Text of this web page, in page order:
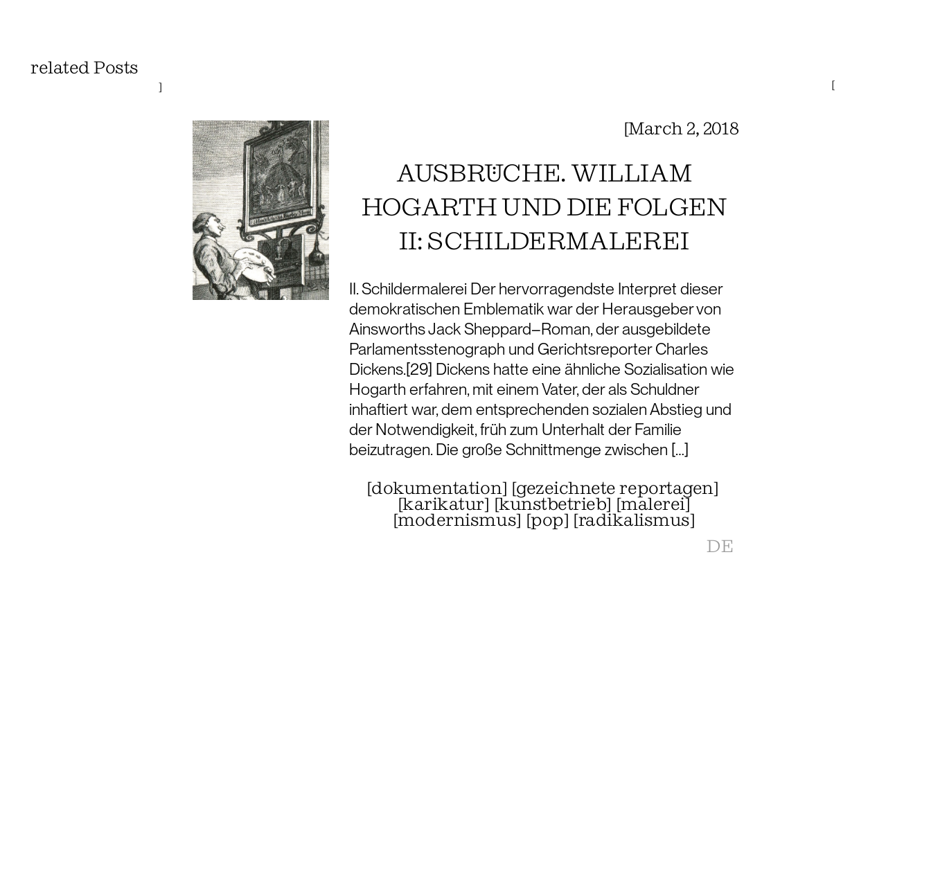
related Posts
]
[March 2, 2018
AUSBRÜCHE. WILLIAM
HOGARTH UND DIE FOLGEN
II: SCHILDERMALEREI
II. Schildermalerei Der hervorragendste Interpret dieser
demokratischen Emblematik war der Herausgeber von
Ainsworths Jack Sheppard–Roman, der ausgebildete
Parlamentsstenograph und Gerichtsreporter Charles
Dickens.[29] Dickens hatte eine ähnliche Sozialisation wie
Hogarth erfahren, mit einem Vater, der als Schuldner
inhaftiert war, dem entsprechenden sozialen Abstieg und
der Notwendigkeit, früh zum Unterhalt der Familie
beizutragen. Die große Schnittmenge zwischen […]
[dokumentation] [gezeichnete reportagen]
[karikatur] [kunstbetrieb] [malerei]
[modernismus] [pop] [radikalismus]
DE
[